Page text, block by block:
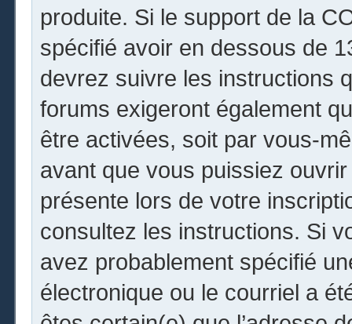
produite. Si le support de la
spécifié avoir en dessous de
devrez suivre les instructions
forums exigeront également
être activées, soit par vous-
avant que vous puissiez
présente lors de votre
consultez les instructions. Si
avez probablement spécifié
électronique ou le courriel a